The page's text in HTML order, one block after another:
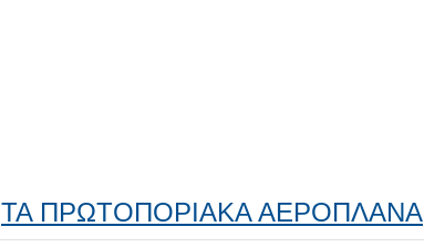
ΤΑ ΠΡΩΤΟΠΟΡΙΑΚΑ ΑΕΡΟΠΛΑΝΑ